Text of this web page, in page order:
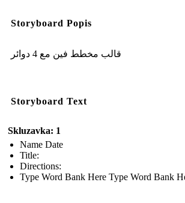
Storyboard Popis
قالب مخطط فين مع 4 دوائر
Storyboard Text
Skluzavka: 1
Name Date
Title:
Directions:
Type Word Bank Here Type Word Bank